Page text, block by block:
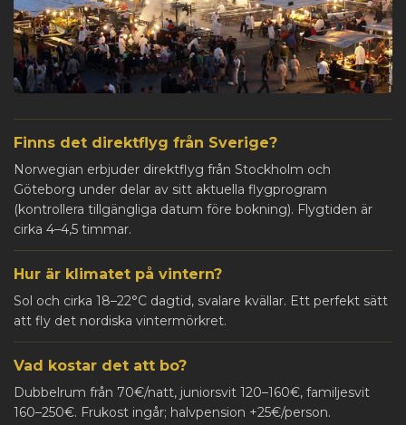
Finns det direktflyg från Sverige?
Norwegian erbjuder direktflyg från Stockholm och
Göteborg under delar av sitt aktuella flygprogram
(kontrollera tillgängliga datum före bokning). Flygtiden är
cirka 4–4,5 timmar.
Hur är klimatet på vintern?
Sol och cirka 18–22°C dagtid, svalare kvällar. Ett perfekt sätt
att fly det nordiska vintermörkret.
Vad kostar det att bo?
Dubbelrum från 70€/natt, juniorsvit 120–160€, familjesvit
160–250€. Frukost ingår; halvpension +25€/person.